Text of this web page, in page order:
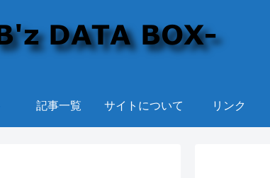
記事一覧 サイトについて リンク